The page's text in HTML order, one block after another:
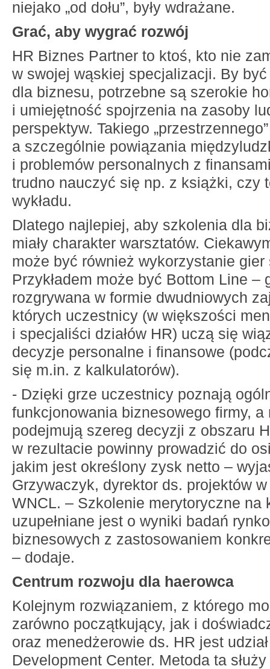
niejako „od dołu”, były wdrażane.
Grać, aby wygrać rozwój
HR Biznes Partner to ktoś, kto nie
w swojej wąskiej specjalizacji. By
dla biznesu, potrzebne są szerokie
i umiejętność spojrzenia na zasoby
perspektyw. Takiego
a szczególnie powiązania
i problemów personalnych z
trudno nauczyć się np. z książki, czy
wykładu.
Dlatego najlepiej, aby szkolenia dla
miały charakter warsztatów.
może być również wykorzystanie
Przykładem może być Bottom Line –
rozgrywana w formie dwudniowych
których uczestnicy (w większości
i specjaliści działów HR) uczą się
decyzje personalne i finansowe
się m.in. z kalkulatorów).
- Dzięki grze uczestnicy poznają
funkcjonowania biznesowego firmy, a
podejmują szereg decyzji z obszaru
w rezultacie powinny prowadzić do
jakim jest określony zysk netto –
Grzywaczyk, dyrektor ds. projektów
WNCL. – Szkolenie merytoryczne na
uzupełniane jest o wyniki badań
biznesowych z zastosowaniem
– dodaje.
Centrum rozwoju dla haerowca
Kolejnym rozwiązaniem, z którego
zarówno początkujący, jak i
oraz menedżerowie ds. HR jest
Development Center. Metoda ta